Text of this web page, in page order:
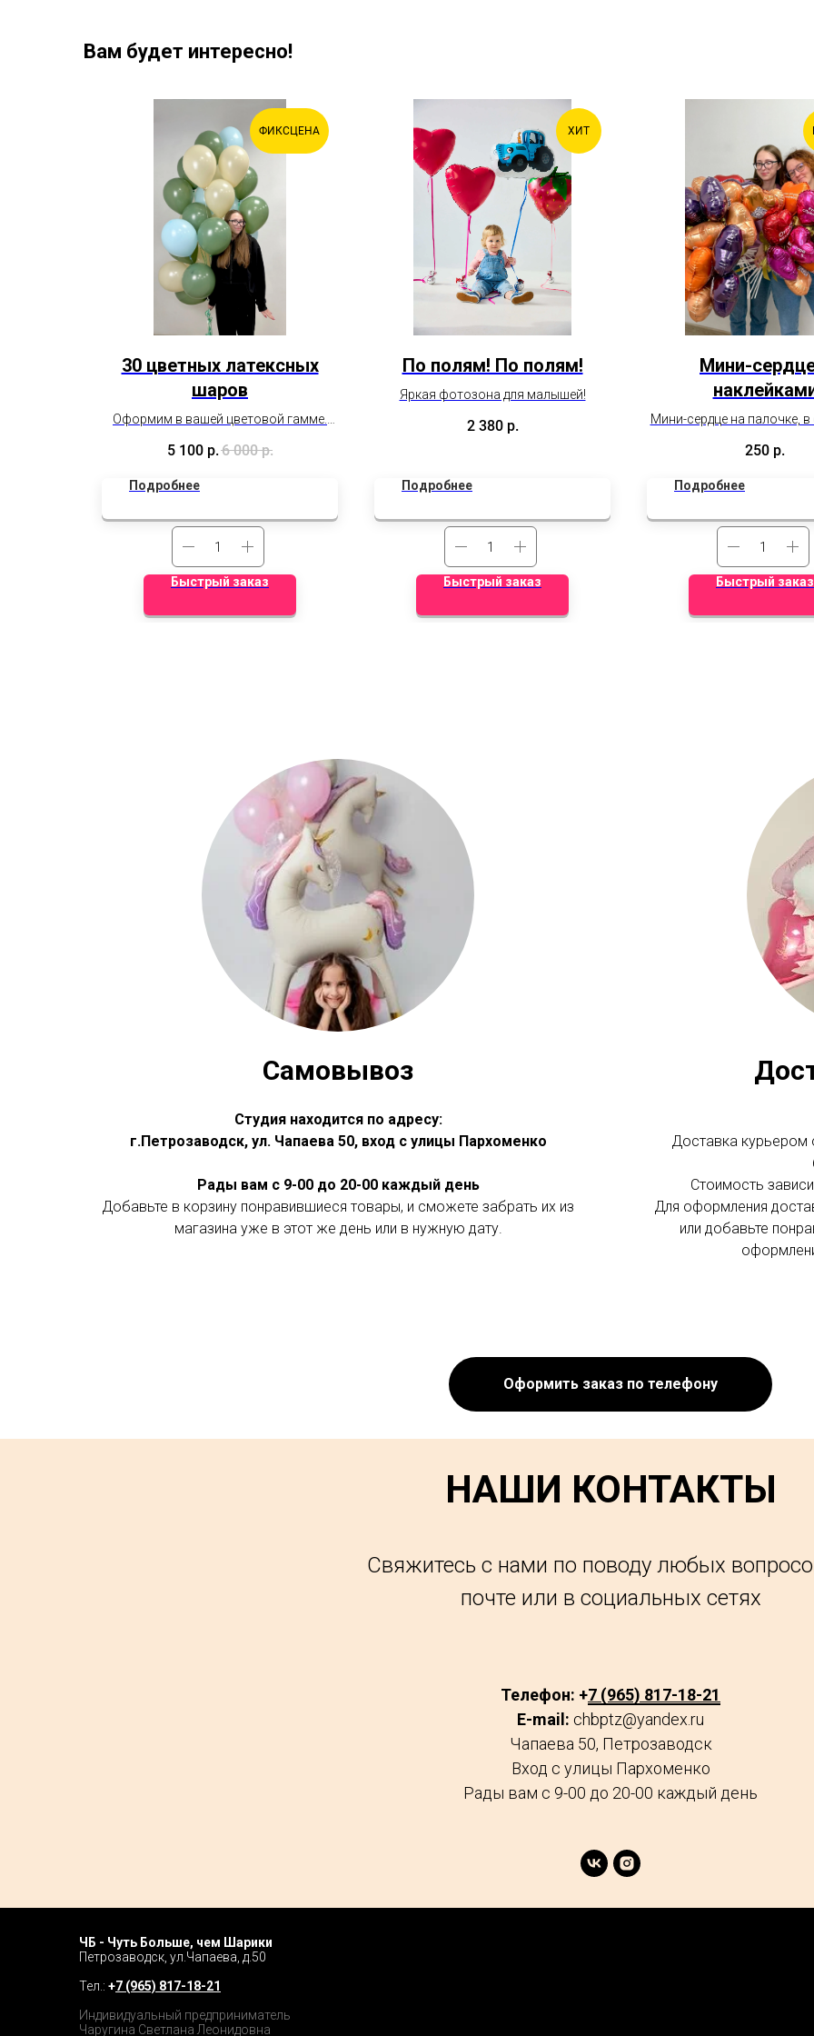
Вам будет интересно!
ФИКСЦЕНА
30 цветных латексных
шаров
Оформим в вашей цветовой гамме.
Дополнительные скидки не
5 100 р.6 000 р.
Подробнее
Быстрый заказ
ХИТ
По полям! По полям!
Яркая фотозона для малышей!
2 380 р.
Подробнее
Быстрый заказ
Мини-
Мини-сердце на палочке, в
обратной
250 р.
Подробнее
Быстрый заказ
Самовывоз
Студия находится по адресу:
г.Петрозаводск, ул. Чапаева 50, вход с улицы Пархоменко
Рады вам с 9-00 до 20-00 каждый день
Добавьте в корзину понравившиеся товары, и сможете забрать их из
магазина уже в этот же день или в нужную дату.
Доставка курьером
Стоимость
Для оформления
или добавьте
Оформить заказ по телефону
НАШИ КОНТАКТЫ
Свяжитесь с нами по поводу любых
почте или в социальных сетях
Телефон: +7 (965) 817-18-21
E-mail: chbptz@yandex.ru
Чапаева 50, Петрозаводск
Вход с улицы Пархоменко
Рады вам с 9-00 до 20-00 каждый день
ЧБ - Чуть Больше, чем Шарики
Петрозаводск, ул.Чапаева, д.50
Тел.: +7 (965) 817-18-21
Индивидуальный предприниматель
Чаругина Светлана Леонидовна